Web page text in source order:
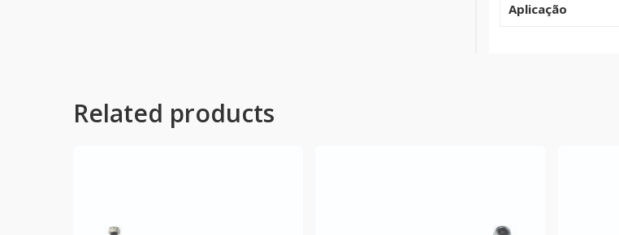
Aplicação
Related products